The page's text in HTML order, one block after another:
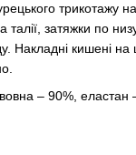
трикотажу
затяжки по
Накладні кишені на
– 90%, еластан